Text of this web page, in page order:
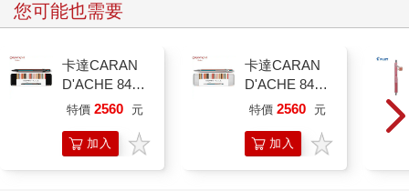
您可能也需要
卡達CARAN
D'ACHE 849
Paul Smith 原
黑
特價 2560 元
加入
購物
卡達CARAN
D'ACHE 849
Paul Smith 原
銀
特價 2560 元
加入
購物